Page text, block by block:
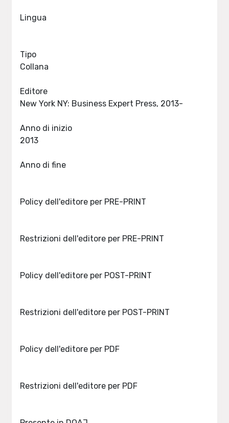
Lingua
Tipo
Collana
Editore
Anno di inizio
Anno di fine
Policy dell'editore per PRE-PRINT
Restrizioni dell'editore per PRE-PRINT
Policy dell'editore per POST-PRINT
Restrizioni dell'editore per POST-PRINT
Policy dell'editore per PDF
Restrizioni dell'editore per PDF